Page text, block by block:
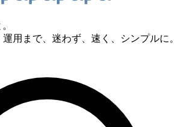
用まで、迷わず、速く、シンプルに。